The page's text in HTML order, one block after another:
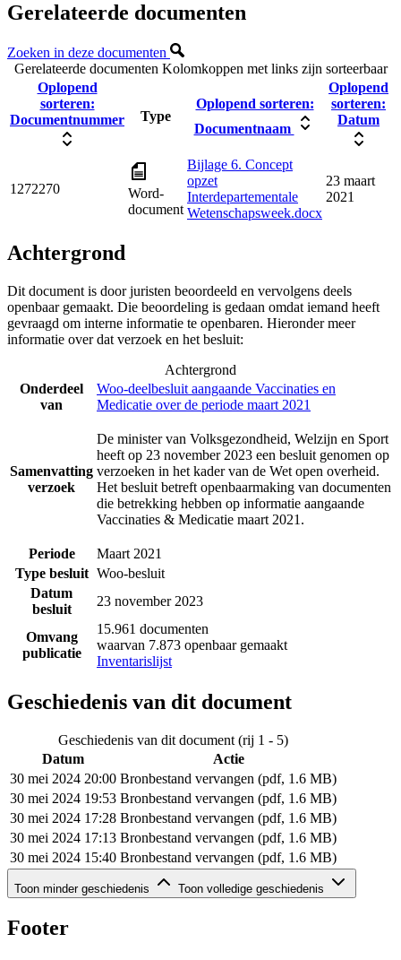
Gerelateerde documenten
Zoeken in deze documenten
Gerelateerde documenten Kolomkoppen met links zijn sorteerbaar
Oplopend
sorteren:
Documentnummer
Type
Oplopend sorteren:
Documentnaam
Oplopend
sorteren:
Datum
1272270
Word-
document
Bijlage 6. Concept
opzet
Interdepartementale
Wetenschapsweek.docx
23 maart
2021
Achtergrond
Dit document is door juristen beoordeeld en vervolgens deels
openbaar gemaakt. Die beoordeling is gedaan omdat iemand heeft
gevraagd om interne informatie te openbaren. Hieronder meer
informatie over dat verzoek en het besluit:
Achtergrond
Onderdeel
van
Woo-deelbesluit aangaande Vaccinaties en
Medicatie over de periode maart 2021
Samenvatting
verzoek
De minister van Volksgezondheid, Welzijn en Sport
heeft op 23 november 2023 een besluit genomen op
verzoeken in het kader van de Wet open overheid.
Het besluit betreft openbaarmaking van documenten
die betrekking hebben op informatie aangaande
Vaccinaties & Medicatie maart 2021.
Periode
Maart 2021
Type besluit Woo-besluit
Datum
besluit
23 november 2023
Omvang
publicatie
15.961 documenten
waarvan 7.873 openbaar gemaakt
Inventarislijst
Geschiedenis van dit document
Geschiedenis van dit document (rij 1 - 5)
Datum
Actie
30 mei 2024 20:00 Bronbestand vervangen (pdf, 1.6 MB)
30 mei 2024 19:53 Bronbestand vervangen (pdf, 1.6 MB)
30 mei 2024 17:28 Bronbestand vervangen (pdf, 1.6 MB)
30 mei 2024 17:13 Bronbestand vervangen (pdf, 1.6 MB)
30 mei 2024 15:40 Bronbestand vervangen (pdf, 1.6 MB)
Geschiedenis van dit document (rij 6 - 6)
Datum
Actie
Toon minder geschiedenis Toon volledige geschiedenis
Footer